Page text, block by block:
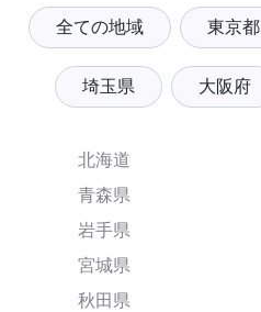
全ての地域 東京都
埼玉県 大阪府
北海道
青森県
岩手県
宮城県
秋田県